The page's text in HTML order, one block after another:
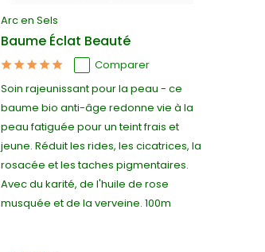
Arc en Sels
Baume Éclat Beauté
Comparer
Soin rajeunissant pour la peau - ce
baume bio anti-âge redonne vie à la
peau fatiguée pour un teint frais et
jeune. Réduit les rides, les cicatrices, la
rosacée et les taches pigmentaires.
Avec du karité, de l'huile de rose
musquée et de la verveine. 100m